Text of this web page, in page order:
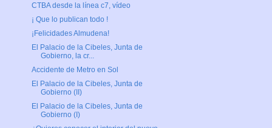
CTBA desde la línea c7, vídeo
¡ Que lo publican todo !
¡Felicidades Almudena!
El Palacio de la Cibeles, Junta de
Gobierno, la cr...
Accidente de Metro en Sol
El Palacio de la Cibeles, Junta de
Gobierno (II)
El Palacio de la Cibeles, Junta de
Gobierno (I)